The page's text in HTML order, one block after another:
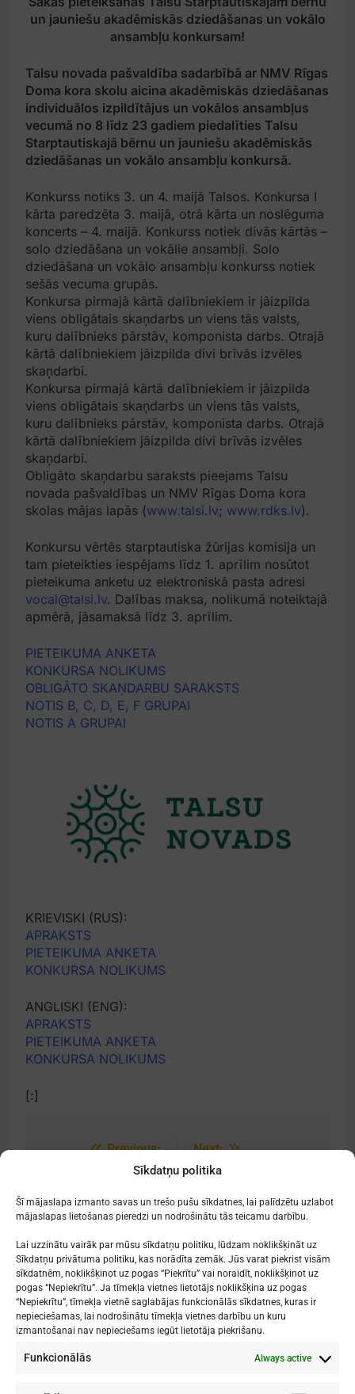
Sīkdatņu politika
Šī mājaslapa izmanto savas un trešo pušu sīkdatnes, lai palīdzētu uzlabot
mājaslapas lietošanas pieredzi un nodrošinātu tās teicamu darbību.
Lai uzzinātu vairāk par mūsu sīkdatņu politiku, lūdzam noklikšķināt uz
Sīkdatņu privātuma politiku, kas norādīta zemāk. Jūs varat piekrist visām
sīkdatnēm, noklikšķinot uz pogas “Piekrītu” vai noraidīt, noklikšķinot uz
pogas “Nepiekrītu”. Ja tīmekļa vietnes lietotājs noklikšķina uz pogas
“Nepiekrītu”, tīmekļa vietnē saglabājas funkcionālās sīkdatnes, kuras ir
nepieciešamas, lai nodrošinātu tīmekļa vietnes darbību un kuru
izmantošanai nav nepieciešams iegūt lietotāja piekrišanu.
Funkcionālās Always active
un jauniešu akadēmiskās dziedāšanas un vokālo
ansambļu konkursam!
Talsu novada pašvaldība sadarbībā ar NMV Rīgas
Doma kora skolu aicina akadēmiskās dziedāšanas
individuālos izpildītājus un vokālos ansambļus
vecumā no 8 līdz 23 gadiem piedalīties Talsu
Starptautiskajā bērnu un jauniešu akadēmiskās
dziedāšanas un vokālo ansambļu konkursā.
Konkurss notiks 3. un 4. maijā Talsos. Konkursa I
kārta paredzēta 3. maijā, otrā kārta un noslēguma
koncerts – 4. maijā. Konkurss notiek divās kārtās –
solo dziedāšana un vokālie ansambļi. Solo
dziedāšana un vokālo ansambļu konkurss notiek
sešās vecuma grupās.
Konkursa pirmajā kārtā dalībniekiem ir jāizpilda
viens obligātais skaņdarbs un viens tās valsts,
kuru dalībnieks pārstāv, komponista darbs. Otrajā
kārtā dalībniekiem jāizpilda divi brīvās izvēles
skaņdarbi.
Konkursa pirmajā kārtā dalībniekiem ir jāizpilda
viens obligātais skaņdarbs un viens tās valsts,
kuru dalībnieks pārstāv, komponista darbs. Otrajā
kārtā dalībniekiem jāizpilda divi brīvās izvēles
skaņdarbi.
Obligāto skaņdarbu saraksts pieejams Talsu
novada pašvaldības un NMV Rīgas Doma kora
skolas mājas lapās (www.talsi.lv; www.rdks.lv).
Konkursu vērtēs starptautiska žūrijas komisija un
tam pieteikties iespējams līdz 1. aprīlim nosūtot
pieteikuma anketu uz elektroniskā pasta adresi
vocal@talsi.lv. Dalības maksa, nolikumā noteiktajā
apmērā, jāsamaksā līdz 3. aprīlim.
PIETEIKUMA ANKETA
KONKURSA NOLIKUMS
OBLIGĀTO SKAŅDARBU SARAKSTS
NOTIS B, C, D, E, F GRUPAI
NOTIS A GRUPAI
KRIEVISKI (RUS):
APRAKSTS
PIETEIKUMA ANKETA
KONKURSA NOLIKUMS
ANGLISKI (ENG):
APRAKSTS
PIETEIKUMA ANKETA
KONKURSA NOLIKUMS
[:]
Post
Previous:
[:lv]Skolas Gada
balva 2018/2019[:]
Next:
[:lv]Konsultācijas 30.
martā[:]
Mākslu izglītības kompetences centrs
"Nacionālā Mākslu vidusskola"
RĪGAS DOMA KORA SKOLA
1. - 9. klases